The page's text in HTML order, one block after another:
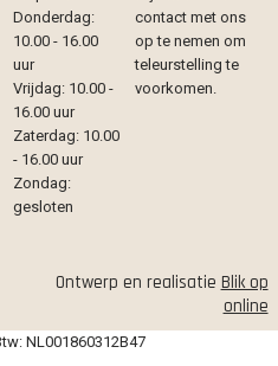
Donderdag:
10.00 - 16.00
uur
Vrijdag: 10.00 -
16.00 uur
Zaterdag: 10.00
- 16.00 uur
Zondag:
gesloten
contact met ons
op te nemen om
teleurstelling te
voorkomen.
Ontwerp en realisatie Blik op
online
NL001860312B47